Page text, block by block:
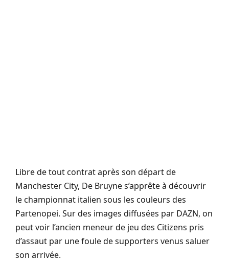
Libre de tout contrat après son départ de
Manchester City, De Bruyne s’apprête à découvrir
le championnat italien sous les couleurs des
Partenopei. Sur des images diffusées par DAZN, on
peut voir l’ancien meneur de jeu des Citizens pris
d’assaut par une foule de supporters venus saluer
son arrivée.